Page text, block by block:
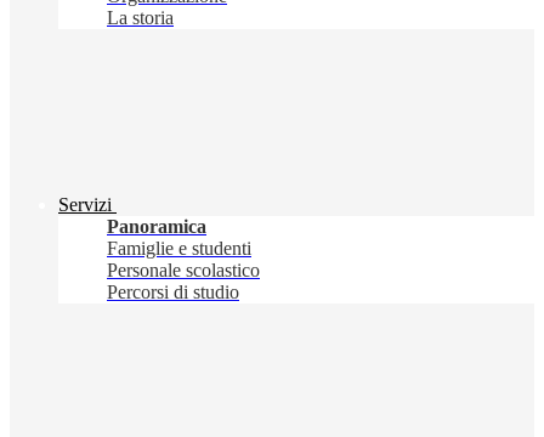
La storia
Servizi
Panoramica
Famiglie e studenti
Personale scolastico
Percorsi di studio